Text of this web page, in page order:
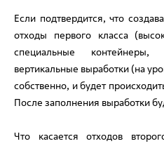
Если подтвердится, что
отходы первого класса
специальные контейнеры,
вертикальные выработки (на
собственно, и будет
После заполнения выработки
Что касается отходов